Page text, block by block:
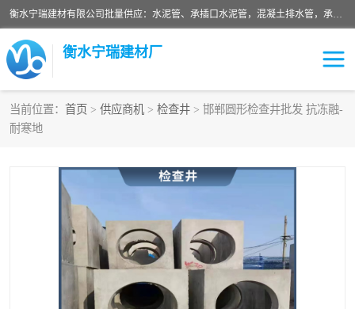
衡水宁瑞建材有限公司批量供应：水泥管、承插口水泥管，混凝土排水管，承插口水泥管，企口水泥管，钢承口水泥管，顶管，平口水泥管，水泥检查井，混凝土检查井，预制混凝土检查井，矩形检查井，圆形检查井等产品。
衡水宁瑞建材厂
当前位置： 首页 > 供应商机 > 检查井 > 邯郸圆形检查井批发 抗冻融-
耐寒地
检查井
水泥管
圆形检查井 矩形检查井
混凝土检查井 预制混凝土检查井
企口水泥管 钢承口水泥管